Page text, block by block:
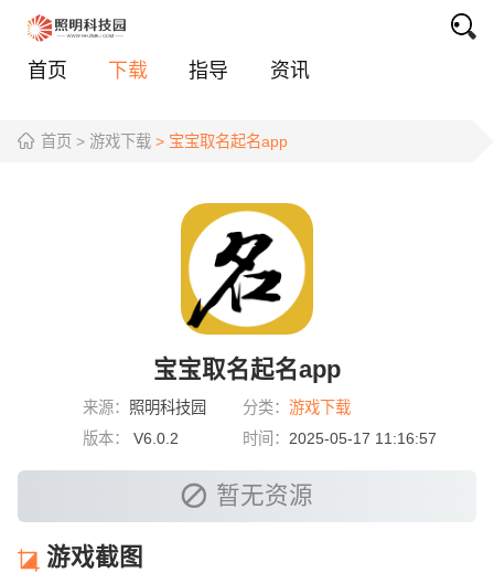
首页 下载 指导 资讯
首页 > 游戏下载 > 宝宝取名起名app
宝宝取名起名app
来源： 照明科技园 分类： 游戏下载
版本：
V6.0.2 时间： 2025-05-17 11:16:57
暂无资源
游戏截图